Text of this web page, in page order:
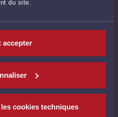
du site.
accepter
cookies techniques
SONT
lequel le salarié est : à la
à ses directives sans pouvoir vaquer à